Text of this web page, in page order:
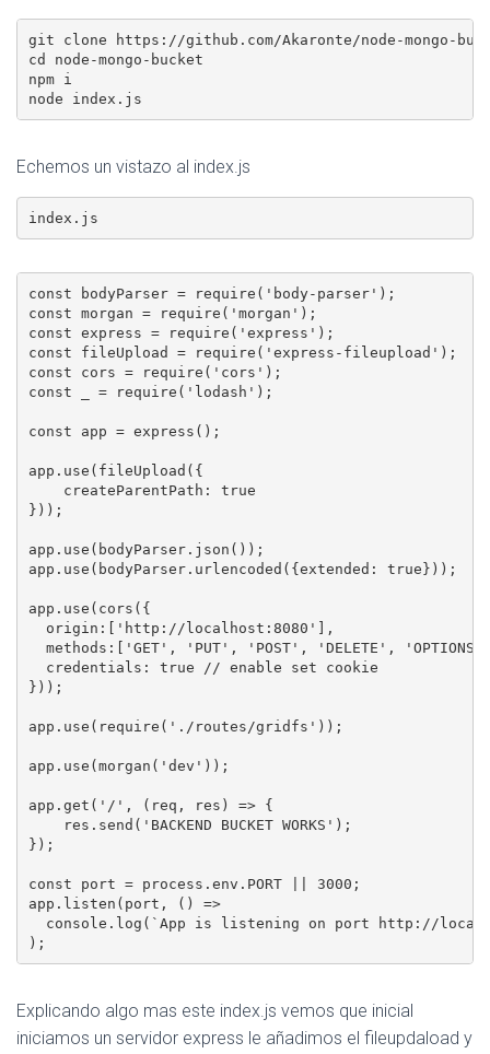
git clone https://github.com/Akaronte/node-mongo-
cd node-mongo-bucket
npm i
Echemos un vistazo al index.js
const bodyParser = require('body-parser');
const morgan = require('morgan');
const express = require('express');
const fileUpload = require('express-fileupload');
const cors = require('cors');
const _ = require('lodash');
const app = express();
app.use(fileUpload({
    createParentPath: true
}));
app.use(bodyParser.json());
app.use(bodyParser.urlencoded({extended: true}));
app.use(cors({
  origin:['http://localhost:8080'],
methods:['GET', 'PUT', 'POST', 'DELETE',
  credentials: true // enable set cookie
}));
app.use(require('./routes/gridfs'));
app.use(morgan('dev'));
app.get('/', (req, res) => {
    res.send('BACKEND BUCKET WORKS');
});
const port = process.env.PORT || 3000;
app.listen(port, () =>
console.log(`App is listening on port http://
Explicando algo mas este index.js vemos que inicial
iniciamos un servidor express le añadimos el fileupdaload y